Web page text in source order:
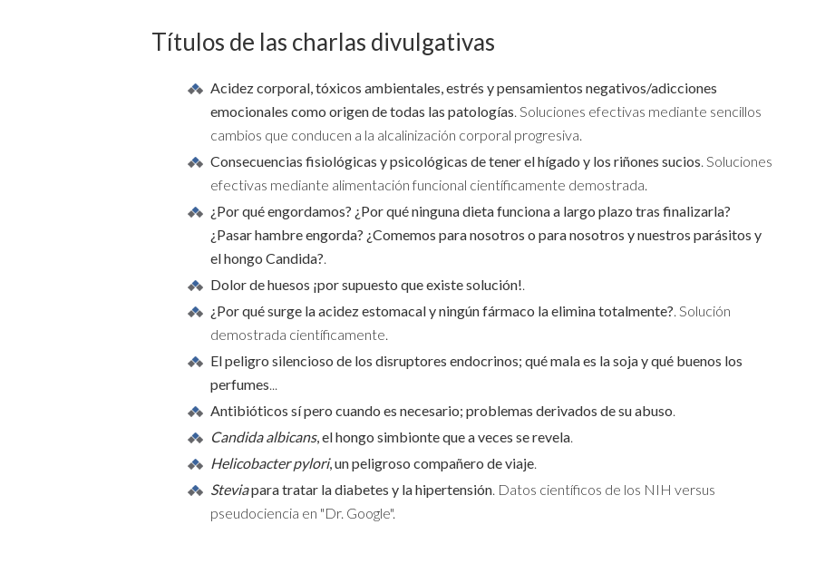
Títulos de las charlas divulgativas
Acidez corporal, tóxicos ambientales, estrés y pensamientos negativos/adicciones
emocionales como origen de todas las patologías . Soluciones efectivas mediante sencillos
cambios que conducen a la alcalinización corporal progresiva.
Consecuencias fisiológicas y psicológicas de tener el hígado y los riñones sucios . Soluciones
efectivas mediante alimentación funcional científicamente demostrada.
¿Por qué engordamos? ¿Por qué ninguna dieta funciona a largo plazo tras finalizarla?
¿Pasar hambre engorda? ¿Comemos para nosotros o para nosotros y nuestros parásitos y
el hongo Candida?
Dolor de huesos ¡por supuesto que existe solución!
¿Por qué surge la acidez estomacal y ningún fármaco la elimina totalmente? . Solución
demostrada científicamente.
El peligro silencioso de los disruptores endocrinos; qué mala es la soja y qué buenos los
perfumes
Antibióticos sí pero cuando es necesario; problemas derivados de su abuso
Candida albicans, el hongo simbionte que a veces se revela.
Helicobacter pylori, un peligroso compañero de viaje.
Steviapara tratar la diabetes y la hipertensión. Datos científicos de los NIH versus
pseudociencia en "Dr. Google".